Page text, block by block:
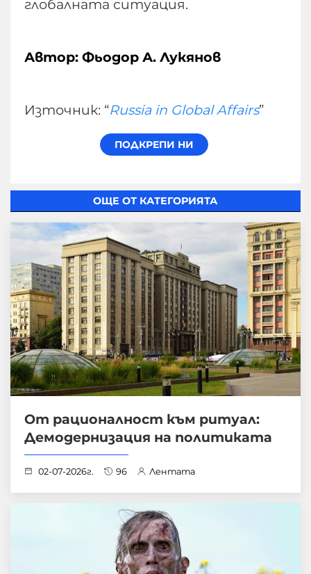
глобалната ситуация.
Автор: Фьодор А. Лукянов
Източник: “Russia in Global Affairs”
ОЩЕ ОТ КАТЕГОРИЯТА
От рационалност към ритуал:
Демодернизация на политиката
02-07-2026г. 96 Лентата